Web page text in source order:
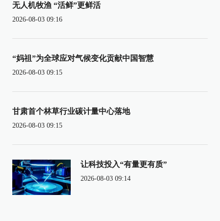
无人机牧渔 “活鲜”更鲜活
2026-08-03 09:16
“妈祖”为全球应对气候变化贡献中国智慧
2026-08-03 09:15
甘肃首个林草行业碳计量中心落地
2026-08-03 09:15
让科技投入“有量更有质”
2026-08-03 09:14